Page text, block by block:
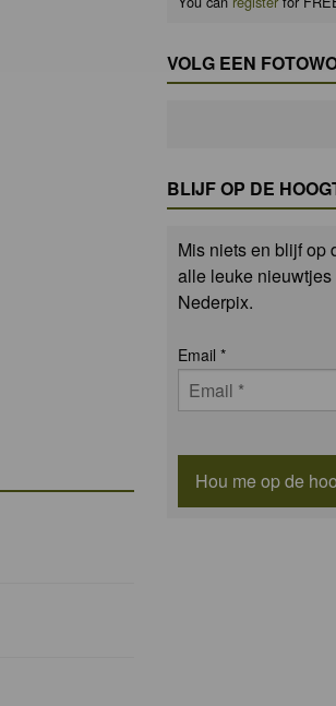
VOLG EEN
BLIJF OP DE
Mis niets en blijf op
alle leuke nieuwtjes
Nederpix.
Email *
Hou me op de